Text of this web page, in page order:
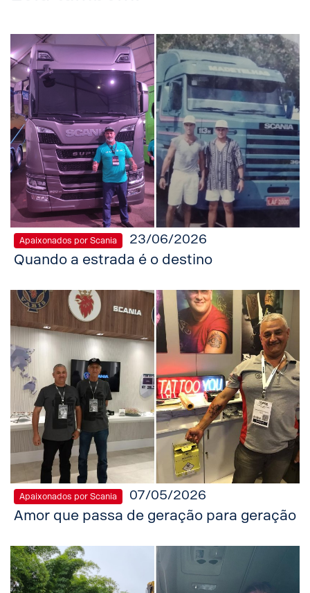
Apaixonados por Scania 23/06/2026
Quando a estrada é o destino
Apaixonados por Scania 07/05/2026
Amor que passa de geração para geração